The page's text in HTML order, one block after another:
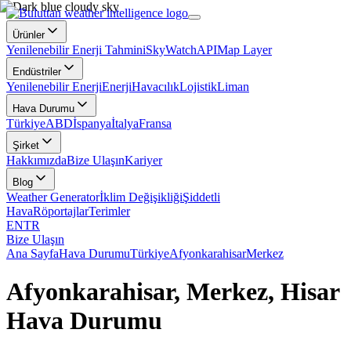
Ürünler
Yenilenebilir Enerji TahminiSkyWatchAPIMap Layer
Endüstriler
Yenilenebilir EnerjiEnerjiHavacılıkLojistikLiman
Hava Durumu
TürkiyeABDİspanyaİtalyaFransa
Şirket
HakkımızdaBize UlaşınKariyer
Blog
Weather Generatorİklim DeğişikliğiŞiddetli
HavaRöportajlarTerimler
ENTR
Bize Ulaşın
Ana SayfaHava DurumuTürkiyeAfyonkarahisarMerkez
Afyonkarahisar, Merkez, Hisar
Hava Durumu